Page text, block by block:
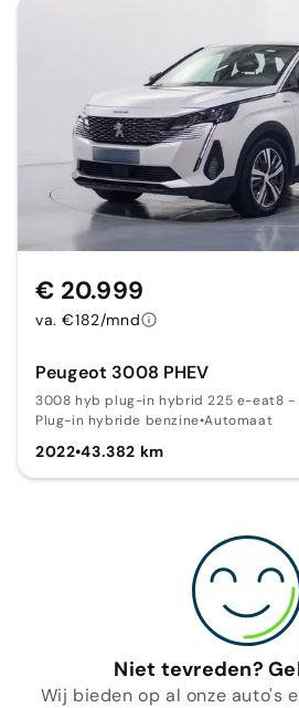
Peugeot 3008 PHEV
3008 hyb plug-in hybrid 225 e-eat8 -
Plug-in hybride benzine•Automaat
2022•43.382 km
€ 20.999
va. €182/mnd
Niet tevreden?
Wij bieden op al onze auto's